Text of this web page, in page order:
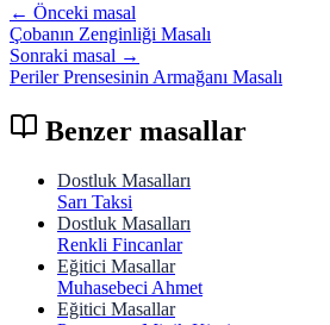
← Önceki masal
Çobanın Zenginliği Masalı
Sonraki masal →
Periler Prensesinin Armağanı Masalı
Benzer masallar
Dostluk Masalları
Sarı Taksi
Dostluk Masalları
Renkli Fincanlar
Eğitici Masallar
Muhasebeci Ahmet
Eğitici Masallar